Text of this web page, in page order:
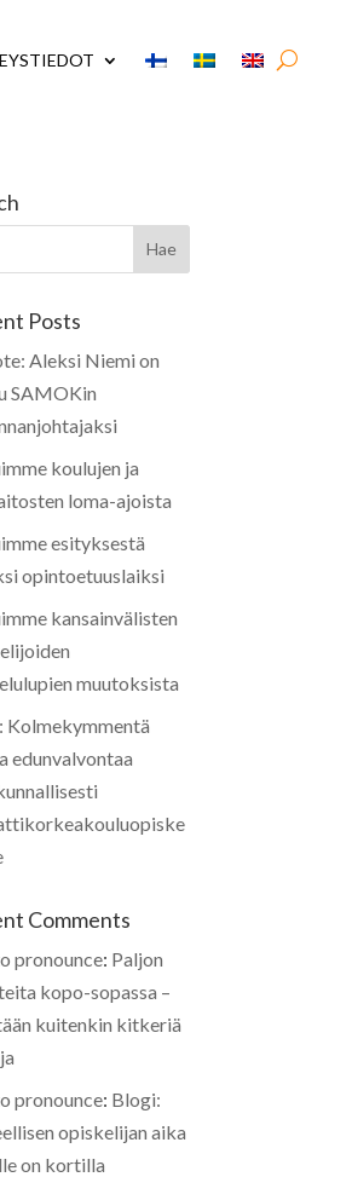
Posts
Aleksi Niemi on
SAMOKin
koulujen ja
loma-ajoista
esityksestä
opintoetuuslaiksi
kansainvälisten
muutoksista
Kolmekymmentä
edunvalvontaa
Comments
pronounce: Paljon
kopo-sopassa –
kuitenkin kitkeriä
pronounce: Blogi:
opiskelijan aika
on kortilla